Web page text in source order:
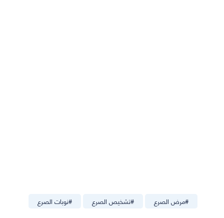
#نوبات الصرع #تشخيص الصرع #مرض الصرع